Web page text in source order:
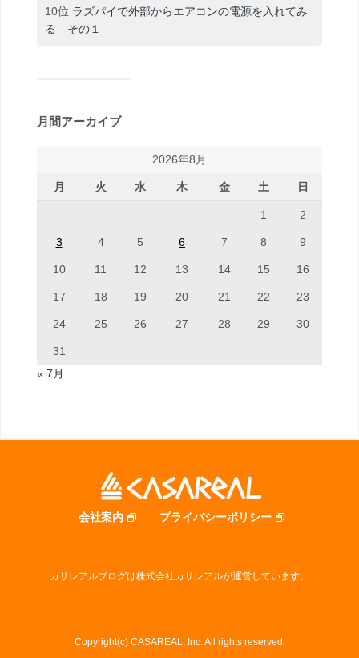
10位 ラズパイで外部からエアコンの電源を入れてみ
る その１
月間アーカイブ
2026年8月
月 火 水 木 金 土 日
1 2
3 4 5 6 7 8 9
10 11 12 13 14 15 16
17 18 19 20 21 22 23
24 25 26 27 28 29 30
31
« 7月
会社案内 プライバシーポリシー
カサレアルブログは株式会社カサレアルが運営しています。
Copyright(c) CASAREAL, Inc. All rights reserved.